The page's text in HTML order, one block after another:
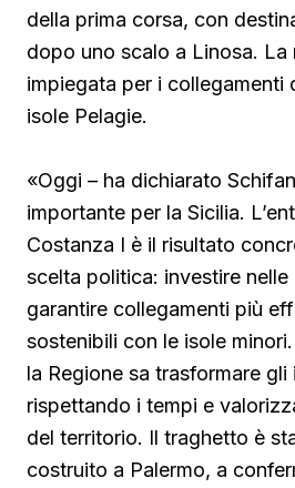
della prima corsa, con
dopo uno scalo a Linosa. La
impiegata per i collegamenti
isole Pelagie.
«Oggi – ha dichiarato
importante per la Sicilia.
Costanza I è il risultato
scelta politica: investire
garantire collegamenti più
sostenibili con le isole
la Regione sa trasformare
rispettando i tempi e
del territorio. Il traghetto è
costruito a Palermo, a